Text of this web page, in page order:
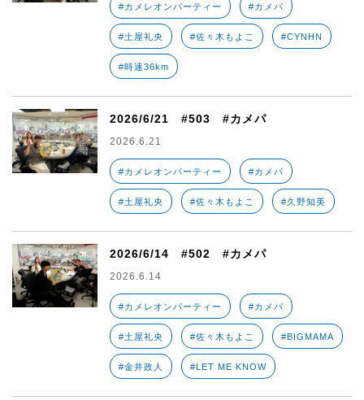
#カメレオンパーティー #カメパ
#土屋礼央 #佐々木もよこ #CYNHN
#時速36km
2026/6/21 #503 #カメパ
2026.6.21
#カメレオンパーティー #カメパ
#土屋礼央 #佐々木もよこ #久野知美
2026/6/14 #502 #カメパ
2026.6.14
#カメレオンパーティー #カメパ
#土屋礼央 #佐々木もよこ #BIGMAMA
#金井政人 #LET ME KNOW